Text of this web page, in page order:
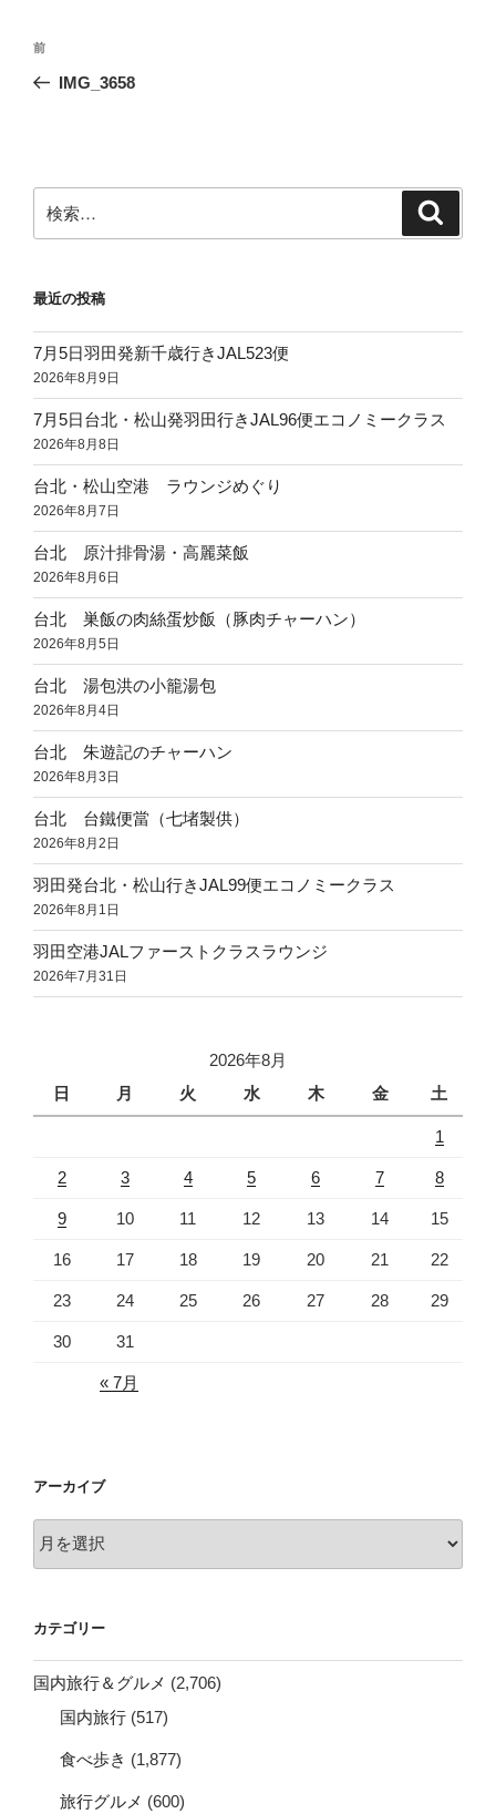
投
ナ
ー
シ
前
の
前
IMG_3658
索:
最近の投稿
7月5日羽田発新千歳行きJAL523便
2026年8月9日
7月5日台北・松山発羽田行きJAL96便エコノミークラス
2026年8月8日
台北・松山空港 ラウンジめぐり
2026年8月7日
台北 原汁排骨湯・高麗菜飯
2026年8月6日
台北 巣飯の肉絲蛋炒飯（豚肉チャーハン）
2026年8月5日
台北 湯包洪の小籠湯包
2026年8月4日
台北 朱遊記のチャーハン
2026年8月3日
台北 台鐵便當（七堵製供）
2026年8月2日
羽田発台北・松山行きJAL99便エコノミークラス
2026年8月1日
羽田空港JALファーストクラスラウンジ
2026年7月31日
2026年8月
日
月 火 水 木 金 土
1
2 3 4 5 6 7 8
9 10 11 12 13 14 15
16 17 18 19 20 21 22
23 24 25 26 27 28 29
30 31
« 7月
アーカイブ
ー
ブ
カテゴリー
国内旅行＆グルメ (2,706)
国内旅行 (517)
食べ歩き (1,877)
旅行グルメ (600)